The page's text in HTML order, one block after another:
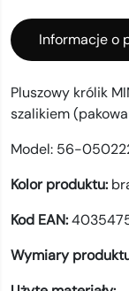
Informacje o
Pluszowy królik
szalikiem
Model: 56-
Kolor produktu:
Kod EAN:
Wymiary